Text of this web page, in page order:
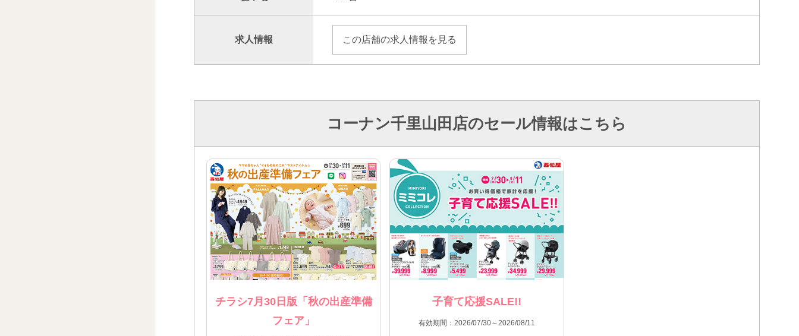
求人情報 この店舗の求人情報を見る
コーナン千里山田店のセール情報はこちら
チラシ7月30日版「秋の出産準備
フェア」
子育て応援SALE!!
有効期間：2026/07/30～2026/08/11